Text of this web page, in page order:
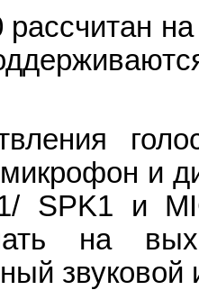
и
SPK1 и
на
звуковой